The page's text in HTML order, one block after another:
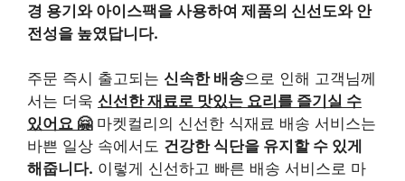
경 용기와 아이스팩을 사용하여 제품의 신선도와 안
전성을 높였답니다.
주문 즉시 출고되는 신속한 배송으로 인해 고객님께
서는 더욱 신선한 재료로 맛있는 요리를 즐기실 수
있어요 🤗마켓컬리의 신선한 식재료 배송 서비스는
바쁜 일상 속에서도 건강한 식단을 유지할 수 있게
해줍니다. 이렇게 신선하고 빠른 배송 서비스로 마